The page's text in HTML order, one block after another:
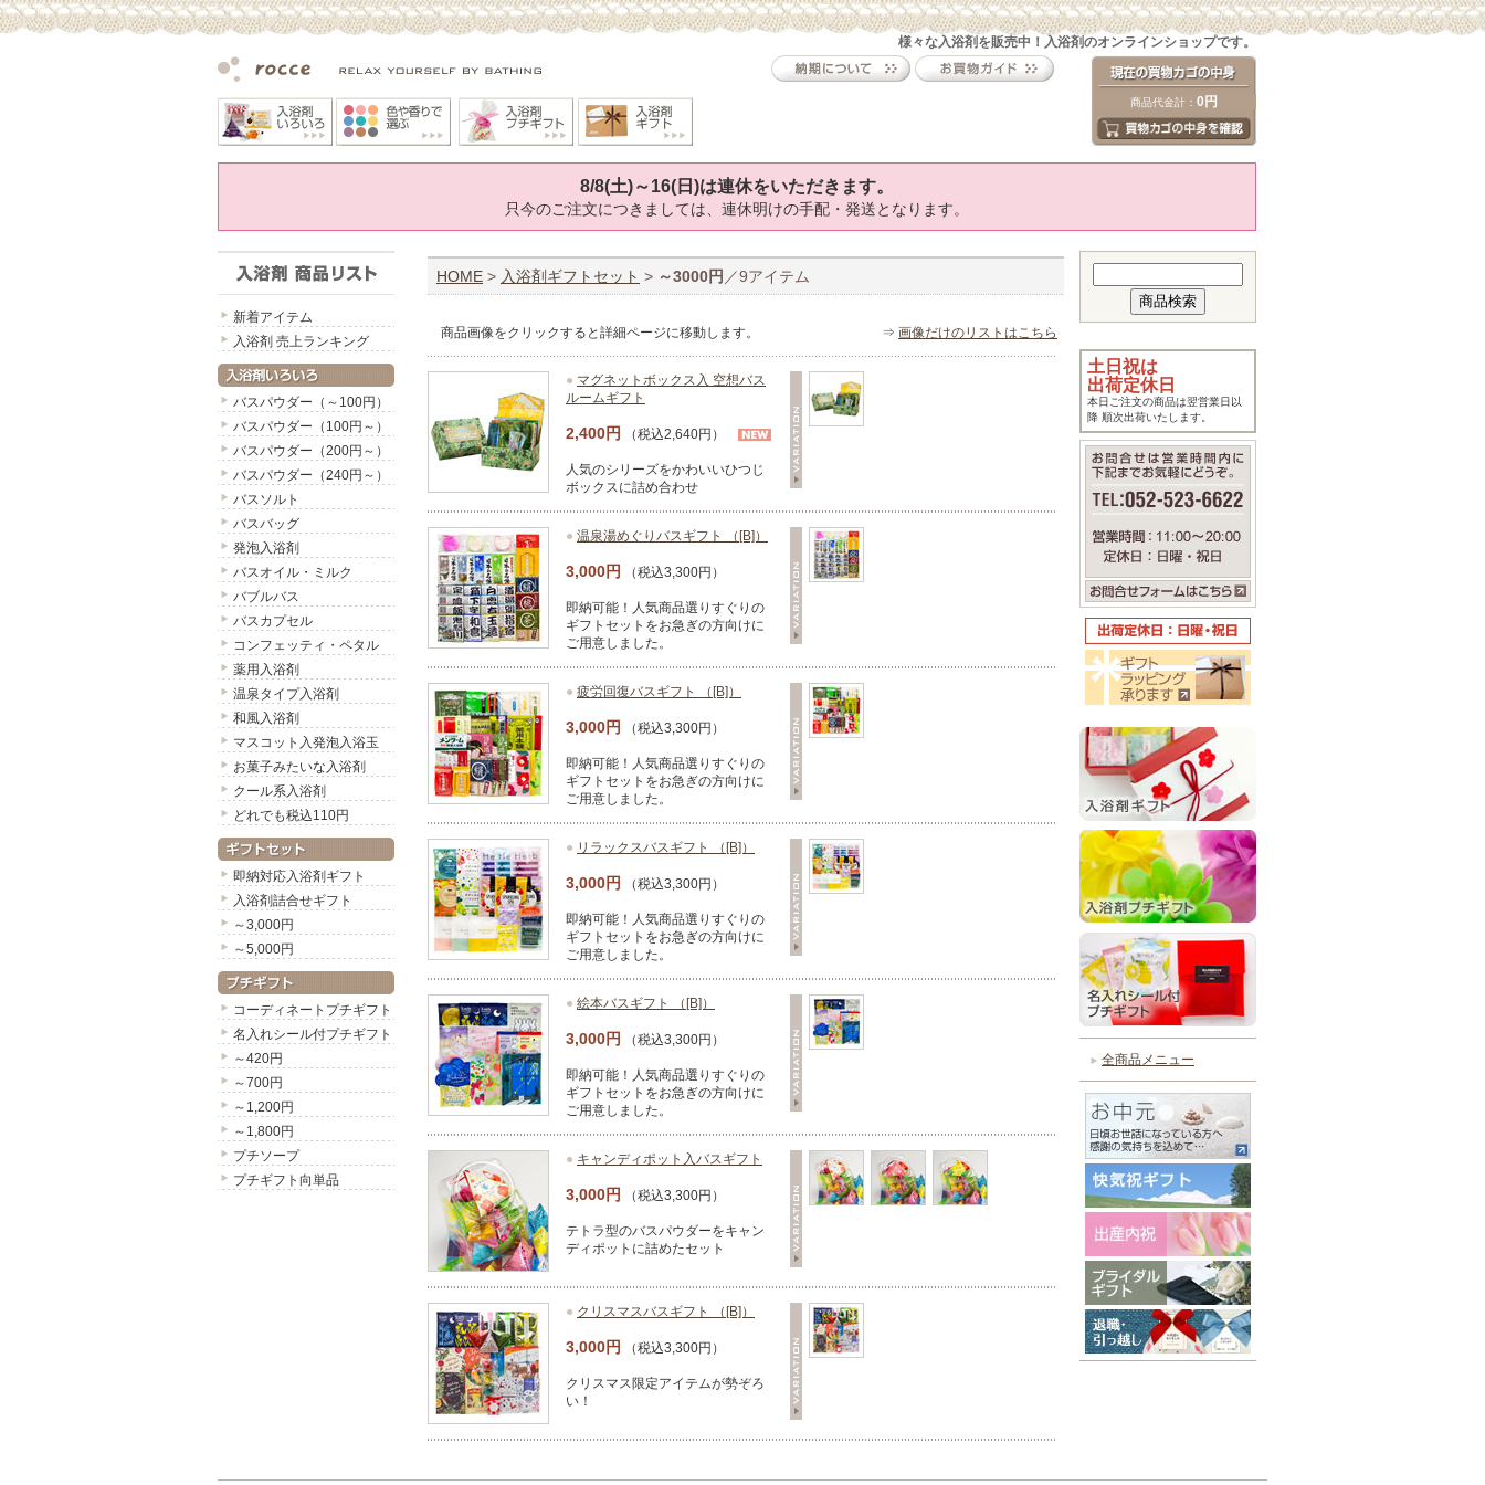
様々な入浴剤を販売中！入浴剤のオンラインショップです。
商品代金計： 0円
8/8(土)～16(日)は連休をいただきます。
只今のご注文につきましては、連休明けの手配・発送となります。
新着アイテム
入浴剤 売上ランキング
バスパウダー（～100円）
バスパウダー（100円～）
バスパウダー（200円～）
バスパウダー（240円～）
バスソルト
バスバッグ
発泡入浴剤
バスオイル・ミルク
バブルバス
バスカプセル
コンフェッティ・ペタル
薬用入浴剤
温泉タイプ入浴剤
和風入浴剤
マスコット入発泡入浴玉
お菓子みたいな入浴剤
クール系入浴剤
どれでも税込110円
即納対応入浴剤ギフト
入浴剤詰合せギフト
～3,000円
～5,000円
コーディネートプチギフト
名入れシール付プチギフト
～420円
～700円
～1,200円
～1,800円
プチソープ
プチギフト向単品
HOME > 入浴剤ギフトセット > ～3000円 ／9アイテム
商品画像をクリックすると詳細ページに移動します。 ⇒ 画像だけのリストはこちら
● マグネットボックス入 空想バス
ルームギフト
2,400円 （税込2,640円）
人気のシリーズをかわいいひつじ
ボックスに詰め合わせ
● 温泉湯めぐりバスギフト （[B]）
3,000円 （税込3,300円）
即納可能！人気商品選りすぐりの
ギフトセットをお急ぎの方向けに
ご用意しました。
● 疲労回復バスギフト （[B]）
3,000円 （税込3,300円）
即納可能！人気商品選りすぐりの
ギフトセットをお急ぎの方向けに
ご用意しました。
● リラックスバスギフト （[B]）
3,000円 （税込3,300円）
即納可能！人気商品選りすぐりの
ギフトセットをお急ぎの方向けに
ご用意しました。
● 絵本バスギフト （[B]）
3,000円 （税込3,300円）
即納可能！人気商品選りすぐりの
ギフトセットをお急ぎの方向けに
ご用意しました。
● キャンディポット入バスギフト
3,000円 （税込3,300円）
テトラ型のバスパウダーをキャン
ディポットに詰めたセット
● クリスマスバスギフト （[B]）
3,000円 （税込3,300円）
クリスマス限定アイテムが勢ぞろ
い！
土日祝は
出荷定休日
本日ご注文の商品は翌営業日以
降 順次出荷いたします。
全商品メニュー